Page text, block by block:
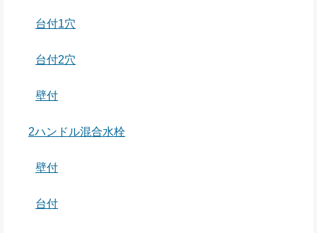
台付1穴
台付2穴
壁付
2ハンドル混合水栓
壁付
台付